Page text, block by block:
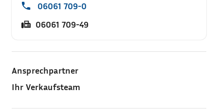
06061 709-0
06061 709-49
Ansprechpartner
Ihr Verkaufsteam